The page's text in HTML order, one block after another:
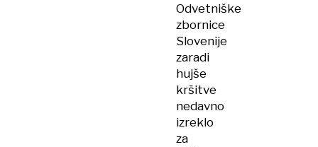
Odvetniške
zbornice
Slovenije
zaradi
hujše
kršitve
nedavno
izreklo
za